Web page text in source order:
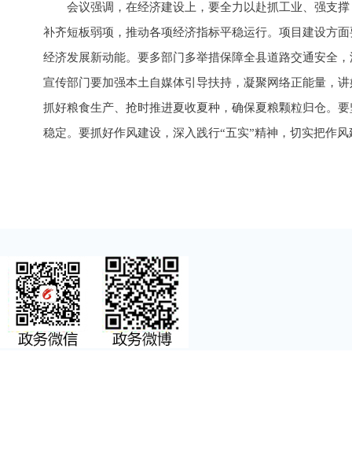
会议强调，在经济建设上，要全力以赴抓工业、强支
补齐短板弱项，推动各项经济指标平稳运行。项目建设方
经济发展新动能。要多部门多举措保障全县道路交通安全
宣传部门要加强本土自媒体引导扶持，凝聚网络正能量，
抓好粮食生产、抢时推进夏收夏种，确保夏粮颗粒归仓。
稳定。要抓好作风建设，深入践行“五实”精神，切实把作